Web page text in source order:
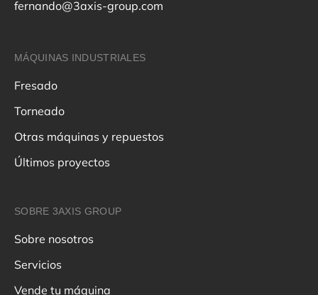
fernando@3axis-group.com
MÁQUINAS INDUSTRIALES
Fresado
Torneado
Otras máquinas y repuestos
Últimos proyectos
SOBRE 3AXIS GROUP
Sobre nosotros
Servicios
Vende tu máquina